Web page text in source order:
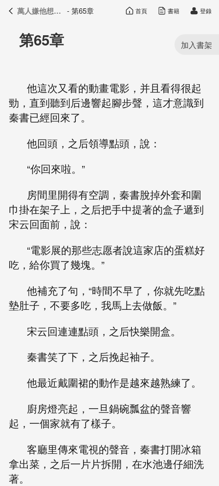
萬人嫌他想開了 目錄
第65章
他這次又看的動畫電影，并且看得很起
勁，直到聽到后邊響起腳步聲，這才意識到
秦書已經回來了。
他回頭，之后領導點頭，說：
“你回來啦。”
房間里開得有空調，秦書脫掉外套和圍
巾掛在架子上，之后把手中提著的盒子遞到
宋云回面前，說：
“電影展的那些志愿者說這家店的蛋糕好
吃，給你買了幾塊。”
他補充了句，“時間不早了，你就先吃點
墊肚子，不要多吃，我馬上去做飯。”
宋云回連連點頭，之后快樂開盒。
秦書笑了下，之后挽起袖子。
他最近戴圍裙的動作是越來越熟練了。
廚房燈亮起，一旦鍋碗瓢盆的聲音響
起，一個家就有了樣子。
客廳里傳來電視的聲音，秦書打開冰箱
拿出菜，之后一片片拆開，在水池邊仔細洗
著。
萬人嫌他想開了 - 第65章 首頁 書籍 登錄